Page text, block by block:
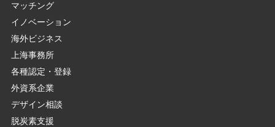
マッチング
イノベーション
海外ビジネス
上海事務所
各種認定・登録
外資系企業
デザイン相談
脱炭素支援